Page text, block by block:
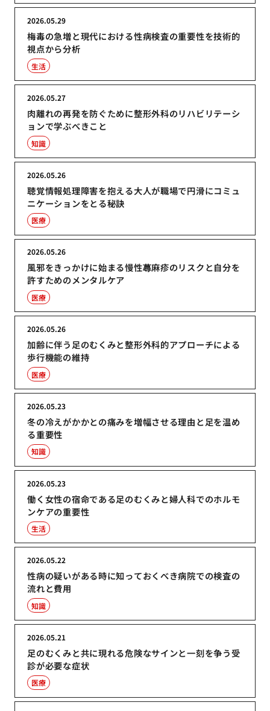
梅毒の急増と現代における性病検査の重要性を技術的
視点から分析
2026.05.29
生活
肉離れの再発を防ぐために整形外科のリハビリテーシ
ョンで学ぶべきこと
2026.05.27
知識
聴覚情報処理障害を抱える大人が職場で円滑にコミュ
ニケーションをとる秘訣
2026.05.26
医療
風邪をきっかけに始まる慢性蕁麻疹のリスクと自分を
許すためのメンタルケア
2026.05.26
医療
加齢に伴う足のむくみと整形外科的アプローチによる
歩行機能の維持
2026.05.26
医療
冬の冷えがかかとの痛みを増幅させる理由と足を温め
る重要性
2026.05.23
知識
働く女性の宿命である足のむくみと婦人科でのホルモ
ンケアの重要性
2026.05.23
生活
性病の疑いがある時に知っておくべき病院での検査の
流れと費用
2026.05.22
知識
足のむくみと共に現れる危険なサインと一刻を争う受
診が必要な症状
2026.05.21
医療